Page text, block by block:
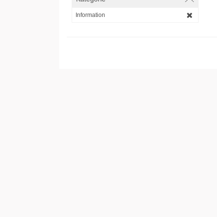
Information